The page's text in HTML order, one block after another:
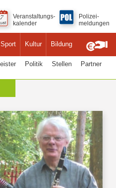
Sport Kultur Bildung
Veranstaltungs-
kalender
Polizei-
meldungen
Politik Stellen Partner